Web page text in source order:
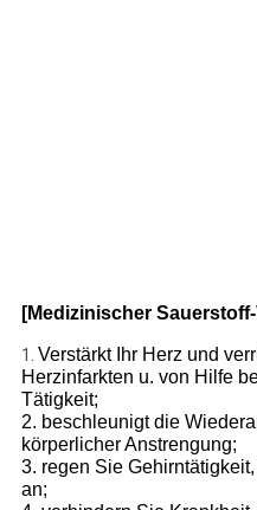
[Medizinischer
1. Verstärkt Ihr Herz und
Herzinfarkten u. von Hilfe
Tätigkeit;
2. beschleunigt die
körperlicher Anstrengung;
3. regen Sie
an;